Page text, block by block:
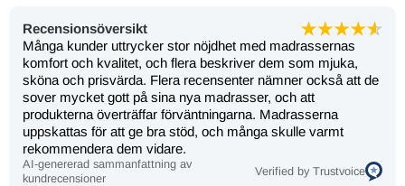
Recensionsöversikt
Många kunder uttrycker stor nöjdhet med madrassernas
komfort och kvalitet, och flera beskriver dem som mjuka,
sköna och prisvärda. Flera recensenter nämner också att de
sover mycket gott på sina nya madrasser, och att
produkterna överträffar förväntningarna. Madrasserna
uppskattas för att ge bra stöd, och många skulle varmt
rekommendera dem vidare.
AI-genererad sammanfattning av
kundrecensioner
Verified by Trustvoice